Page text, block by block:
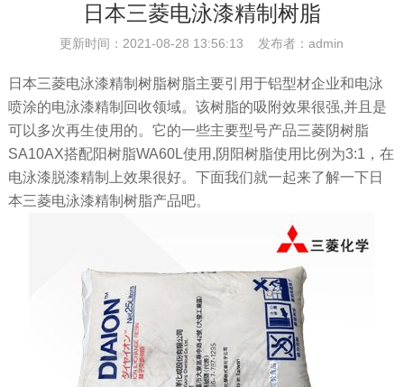
日本三菱电泳漆精制树脂
更新时间：2021-08-28 13:56:13 发布者：admin
日本三菱电泳漆精制树脂树脂主要引用于铝型材企业和电泳
喷涂的电泳漆精制回收领域。该树脂的吸附效果很强,并且是
可以多次再生使用的。它的一些主要型号产品三菱阴树脂
SA10AX搭配阳树脂WA60L使用,阴阳树脂使用比例为3:1，在
电泳漆脱漆精制上效果很好。下面我们就一起来了解一下日
本三菱电泳漆精制树脂产品吧。